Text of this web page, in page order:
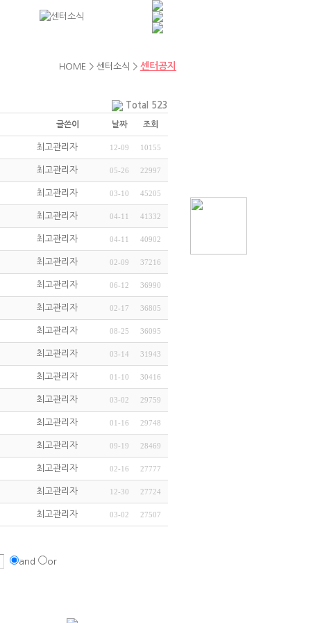
HOME > 센터소식 > 센터공지
Total 523
글쓴이 날짜 조회
최고관리자 12-09 10155
최고관리자 05-26 22997
최고관리자 03-10 45205
최고관리자 04-11 41332
최고관리자 04-11 40902
최고관리자 02-09 37216
최고관리자 06-12 36990
최고관리자 02-17 36805
최고관리자 08-25 36095
최고관리자 03-14 31943
최고관리자 01-10 30416
최고관리자 03-02 29759
최고관리자 01-16 29748
최고관리자 09-19 28469
최고관리자 02-16 27777
최고관리자 12-30 27724
최고관리자 03-02 27507
and or